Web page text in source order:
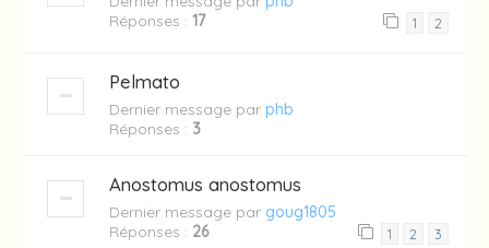
Réponses : 17 1 2
Pelmato
Dernier message par phb
Réponses : 3
Anostomus anostomus
Dernier message par goug1805
Réponses : 26 1 2 3